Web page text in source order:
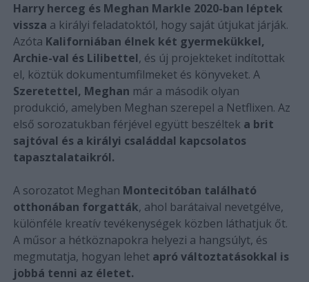
Harry herceg és Meghan Markle 2020-ban léptek
vissza a királyi feladatoktól, hogy saját útjukat járják.
Azóta Kaliforniában élnek két gyermekükkel,
Archie-val és Lilibettel, és új projekteket indítottak
el, köztük dokumentumfilmeket és könyveket. A
Szeretettel, Meghan már a második olyan
produkció, amelyben Meghan szerepel a Netflixen. Az
első sorozatukban férjével együtt beszéltek a brit
sajtóval és a királyi családdal kapcsolatos
tapasztalataikról.
A sorozatot Meghan Montecitóban található
otthonában forgatták, ahol barátaival nevetgélve,
különféle kreatív tevékenységek közben láthatjuk őt.
A műsor a hétköznapokra helyezi a hangsúlyt, és
megmutatja, hogyan lehet apró változtatásokkal is
jobbá tenni az életet.